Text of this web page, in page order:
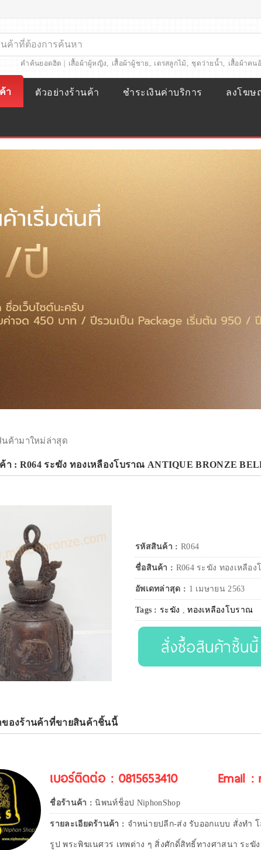
คำค้นยอดฮิต | เสื้อผ้าผู้หญิง, เสื้อผ้าผู้ชาย, เดรสลูกไม้, ชุดว่ายน้ำ, เสื้อผ้าคน
า ตัวอย่างร้านค้า ชำระเงินค่าบริการ ลงโฆษ
นค้ามาใหม่ล่าสุด
า : R064 ระฆัง ทองเหลืองโบราณ ANTIQUE BRONZE
รหัสสินค้า : R064
ชื่อสินค้า : R064 ระฆัง ทองเหลือง
อัพเดทล่าสุด : 1 เมษายน 2563
Tags :ระฆัง ,ทองเหลืองโบราณ
สั่งซื้อสินค้าชิ้นนี้
ของร้านค้าที่ขายสินค้าชิ้นนี้
เบอร์ติดต่อ : 0815653410 Email :
ชื่อร้านค้า :นิพนท์ช็อป NiphonShop
รายละเอียดร้านค้า : จำหน่ายปลีก-ส่ง รับออกแบบ สั่งทำ
รูป พระพิฆเนศวร เทพต่าง ๆ สิ่งศักดิ์สิทธิ์ทางศาสนา ระฆั